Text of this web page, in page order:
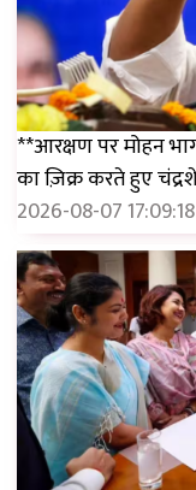
**आरक्षण पर मोहन
का ज़िक्र करते हुए
2026-08-07 17:09:18